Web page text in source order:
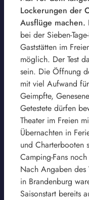
Lockerungen der
Ausflüge machen.
bei der Sieben-
Gaststätten im
möglich. Der Test
sein. Die Öffnung
mit viel Aufwand
Geimpfte,
Getestete dürfen
Theater im Freien
Übernachten in
und
Camping-Fans
Nach Angaben
in Brandenburg
Saisonstart bereits